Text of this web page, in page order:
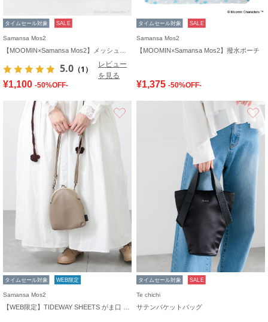
タイムセール対象 SALE
Samansa Mos2
5.0 （1）
レビュー
を見る
¥1,100 -50%OFF-
タイムセール対象 SALE
Samansa Mos2
【MOOMIN×Samansa Mos2】撥水ポーチ
¥1,375 -50%OFF-
タイムセール対象 WEB限定
Samansa Mos2
タイムセール対象 SALE
Te chichi
サテンバケットバッグ